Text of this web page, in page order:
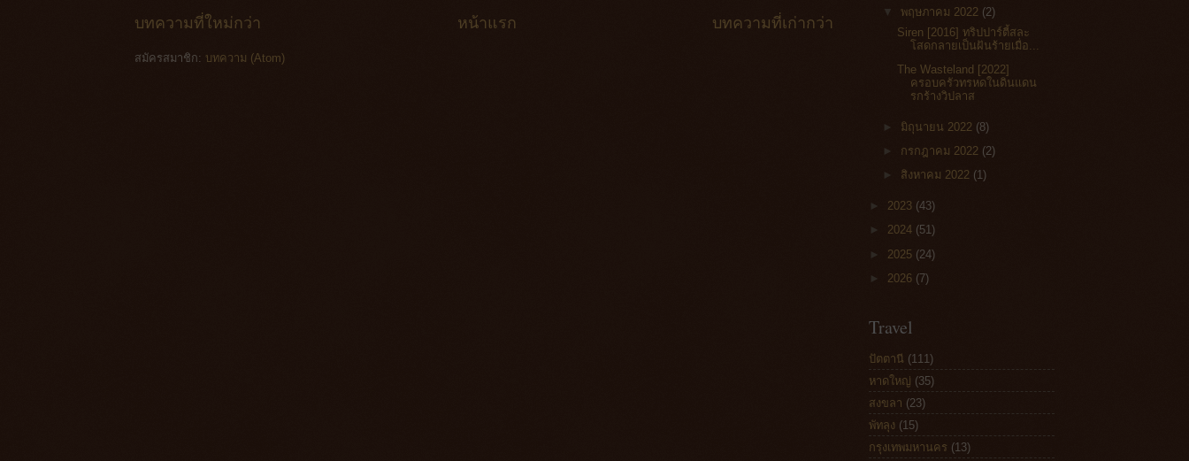
บทความที่ใหม่กว่า บทความที่เก่ากว่า
หน้าแรก
สมัครสมาชิก: บทความ (Atom)
▼พฤษภาคม 2022 (2)
Siren [2016] ทริปปาร์ตี้สละ
โสดกลายเป็นฝันร้ายเมื่อ...
The Wasteland [2022]
ครอบครัวทรหดในดินแดน
รกร้างวิปลาส
► มิถุนายน 2022 (8)
► กรกฎาคม 2022 (2)
► สิงหาคม 2022 (1)
► 2023 (43)
► 2024 (51)
► 2025 (24)
► 2026 (7)
Travel
ปัตตานี (111)
หาดใหญ่ (35)
สงขลา (23)
พัทลุง (15)
กรุงเทพมหานคร (13)